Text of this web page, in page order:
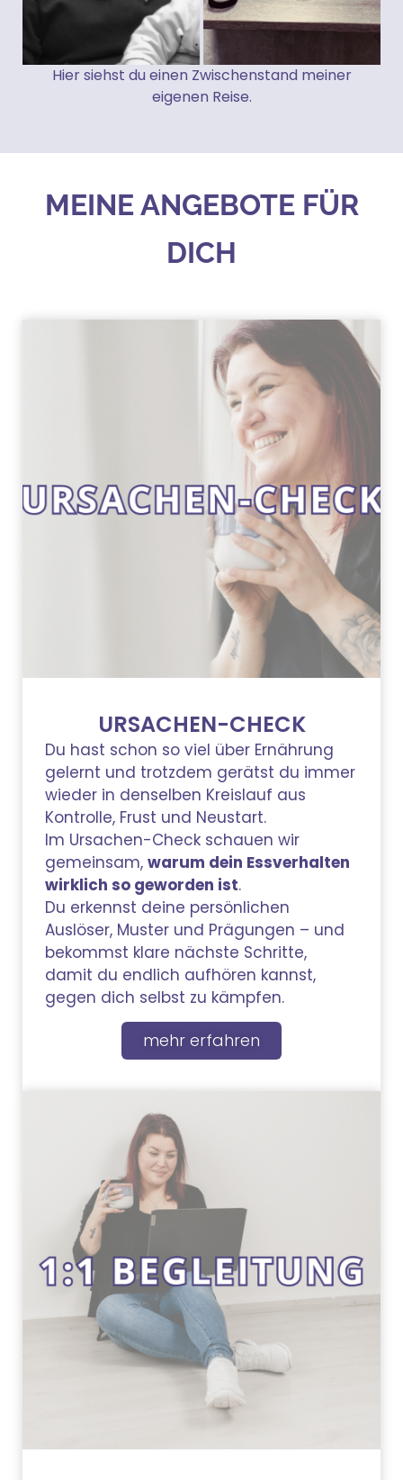
Hier siehst du einen Zwischenstand meiner
eigenen Reise.
MEINE ANGEBOTE FÜR
DICH
URSACHEN-CHECK
Du hast schon so viel über Ernährung
gelernt und trotzdem gerätst du immer
wieder in denselben Kreislauf aus
Kontrolle, Frust und Neustart.
Im Ursachen-Check schauen wir
gemeinsam, warum dein Essverhalten
wirklich so geworden ist.
Du erkennst deine persönlichen
Auslöser, Muster und Prägungen – und
bekommst klare nächste Schritte,
damit du endlich aufhören kannst,
gegen dich selbst zu kämpfen.
mehr erfahren